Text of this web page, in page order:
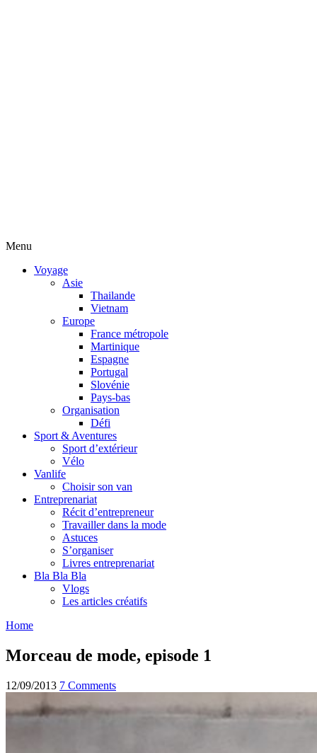
Menu
Voyage
Asie
Thailande
Vietnam
Europe
France métropole
Martinique
Espagne
Portugal
Slovénie
Pays-bas
Organisation
Défi
Sport & Aventures
Sport d’extérieur
Vélo
Vanlife
Choisir son van
Entreprenariat
Récit d’entrepreneur
Travailler dans la mode
Astuces
S’organiser
Livres entreprenariat
Bla Bla Bla
Vlogs
Les articles créatifs
Home
Morceau de mode, episode 1
12/09/2013 7 Comments